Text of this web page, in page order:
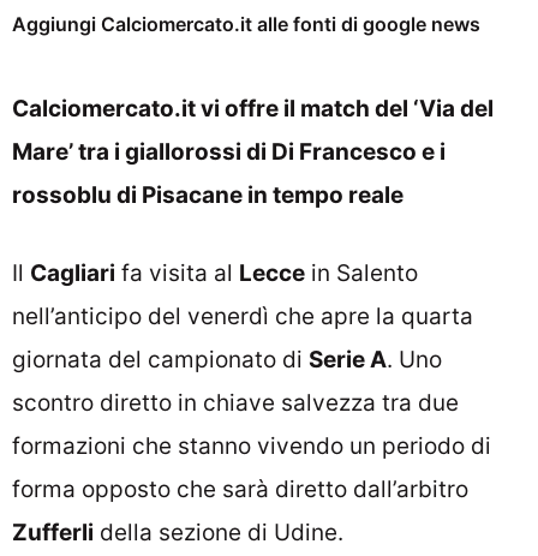
Aggiungi Calciomercato.it alle fonti di google news
Calciomercato.it vi offre il match del ‘Via del
Mare’ tra i giallorossi di Di Francesco e i
rossoblu di Pisacane in tempo reale
Il Cagliari fa visita al Lecce in Salento
nell’anticipo del venerdì che apre la quarta
giornata del campionato di Serie A. Uno
scontro diretto in chiave salvezza tra due
formazioni che stanno vivendo un periodo di
forma opposto che sarà diretto dall’arbitro
Zufferli della sezione di Udine.